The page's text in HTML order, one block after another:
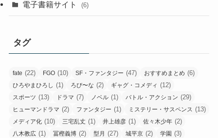
電子書籍サイト (6)
タグ
fate (22) FGO (10) SF・ファンタジー (47) おすすめまとめ (6)
ひろやまひろし (1) ろび〜な (2) ギャグ・コメディ (12)
スポーツ (13) ドラマ (7) ノベル (1) バトル・アクション (29)
ヒューマンドラマ (2) ファンタジー (1) ミステリー・サスペンス (13)
メディア化 (10) 三宅乱丈 (1) 井上雄彦 (1) 佐々木少年 (2)
八木教広 (1) 冨樫義博 (2) 型月 (27) 城平京 (2) 学園 (3)